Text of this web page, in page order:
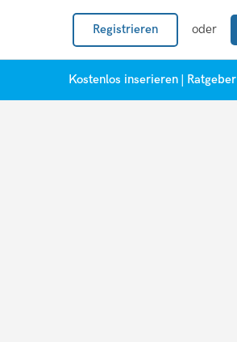
Registrieren oder
Kostenlos inserieren Ratgeber